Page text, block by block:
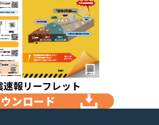
速報リーフレット
ンロード